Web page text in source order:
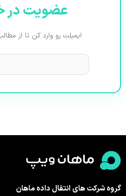
عضویت در
ایمیلت رو وارد کن تا از
گروه شرکت های انتقال داده ماهان